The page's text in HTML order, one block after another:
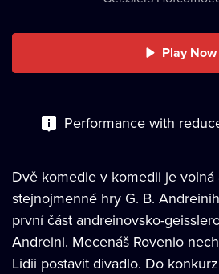
Play Now
Performance with
Dvě komedie v komedii je volná
stejnojmenné hry G. B.
první část andreinovsko-
Andreini. Mecenáš Rovenio
Lidii postavit divadlo. Do